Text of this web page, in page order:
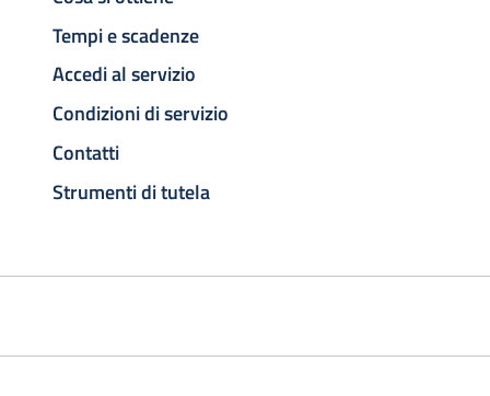
Tempi e scadenze
Accedi al servizio
Condizioni di servizio
Contatti
Strumenti di tutela